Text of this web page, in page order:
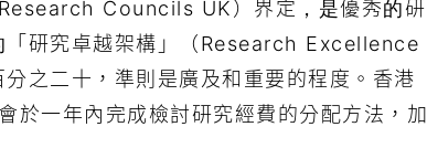
Councils UK）界定，是優秀的研
「研究卓越架構」（Research Excellence
之二十，準則是廣及和重要的程度。香港
於一年內完成檢討研究經費的分配方法，加